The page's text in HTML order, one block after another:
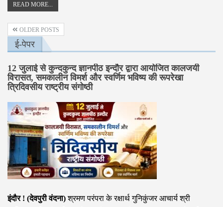
READ MORE...
OLDER POSTS
ई-पेपर
12 जुलाई से कुन्दकुन्द ज्ञानपीठ इन्दौर द्वारा आयोजित कालजयी
विरासत, समकालीन विमर्श और स्वर्णिम भविष्य की रूपरेखा
त्रिदिवसीय राष्ट्रीय संगोष्ठी
इंदौर ! (देवपुरी वंदना)श्रमण परंपरा के रक्षार्थ गुनिकुंजर आचार्य श्री